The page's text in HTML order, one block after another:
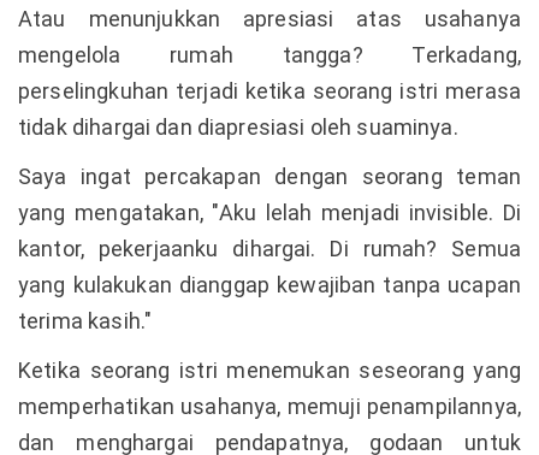
Atau menunjukkan apresiasi atas usahanya
mengelola rumah tangga? Terkadang,
perselingkuhan terjadi ketika seorang istri merasa
tidak dihargai dan diapresiasi oleh suaminya.
Saya ingat percakapan dengan seorang teman
yang mengatakan, "Aku lelah menjadi invisible. Di
kantor, pekerjaanku dihargai. Di rumah? Semua
yang kulakukan dianggap kewajiban tanpa ucapan
terima kasih."
Ketika seorang istri menemukan seseorang yang
memperhatikan usahanya, memuji penampilannya,
dan menghargai pendapatnya, godaan untuk